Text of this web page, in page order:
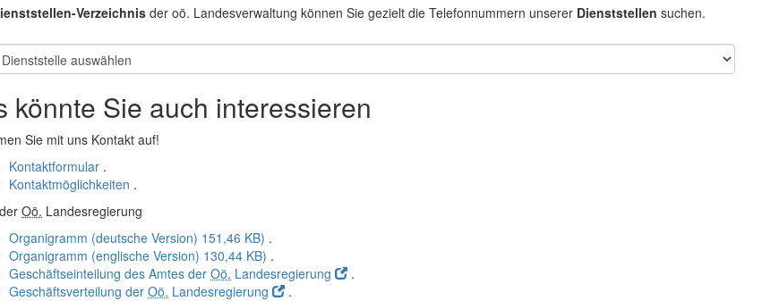
Verzeichnisder oö. Landesverwaltung können Sie gezielt die Telefonnummern unserer Dienststellen suchen.
könnte Sie auch interessieren
Sie mit uns Kontakt auf!
Kontaktformular .
Kontaktmöglichkeiten .
Oö. Landesregierung
Organigramm (deutsche Version) 151,46 KB) .
Organigramm (englische Version) 130,44 KB) .
Geschäftseinteilung des Amtes der Oö. Landesregierung
.
Geschäftsverteilung der Oö. Landesregierung
.